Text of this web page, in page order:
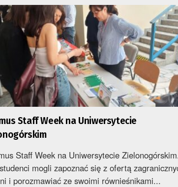
Staff Week na Uniwersytecie
Staff Week na Uniwersytecie
mogli zapoznać się z ofertą
i porozmawiać ze swoimi równieśnikami...